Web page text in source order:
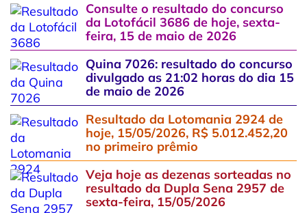
Consulte o resultado do concurso
da Lotofácil 3686 de hoje, sexta-
feira, 15 de maio de 2026
Quina 7026: resultado do concurso
divulgado as 21:02 horas do dia 15
de maio de 2026
Resultado da Lotomania 2924 de
hoje, 15/05/2026, R$ 5.012.452,20
no primeiro prêmio
Veja hoje as dezenas sorteadas no
resultado da Dupla Sena 2957 de
sexta-feira, 15/05/2026